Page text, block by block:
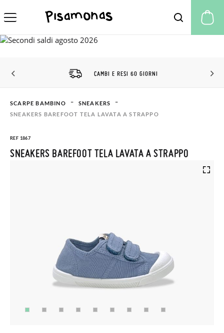
CAMBI E RESI 60 GIORNI
SCARPE BAMBINO
SNEAKERS
SNEAKERS BAREFOOT TELA LAVATA A STRAPPO
REF 1867
SNEAKERS BAREFOOT TELA LAVATA A STRAPPO